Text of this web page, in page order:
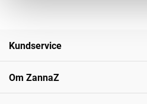
Kundservice
Om ZannaZ